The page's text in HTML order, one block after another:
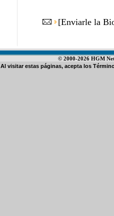
[Enviarle la
© 2000-2026 HGM
Al visitar estas páginas, acepta los